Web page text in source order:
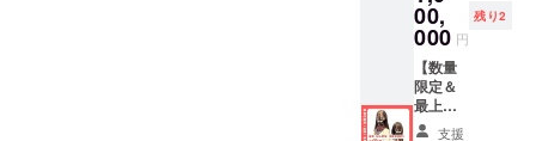
ださ
い。
方向け
昔なつ
かしレ
トロお
もちゃ
＆お礼
＆活動
00,
000 円
残り2
【数量
限定＆
最上級
応
支援